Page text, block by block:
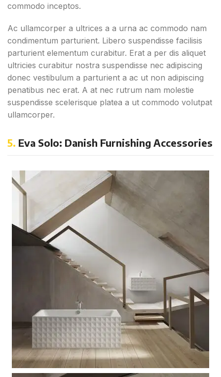
commodo inceptos.
Ac ullamcorper a ultrices a a urna ac commodo nam
condimentum parturient. Libero suspendisse facilisis
parturient elementum curabitur. Erat a per dis aliquet
ultricies curabitur nostra suspendisse nec adipiscing
donec vestibulum a parturient a ac ut non adipiscing
penatibus nec erat. A at nec rutrum nam molestie
suspendisse scelerisque platea a ut commodo volutpat
ullamcorper.
5. Eva Solo: Danish Furnishing Accessories